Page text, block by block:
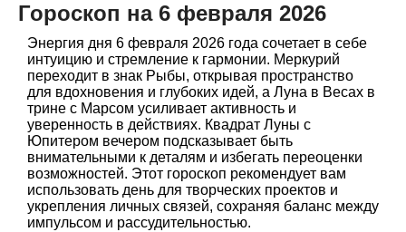
Гороскоп на 6 февраля 2026
Энергия дня 6 февраля 2026 года сочетает в себе
интуицию и стремление к гармонии. Меркурий
переходит в знак Рыбы, открывая пространство
для вдохновения и глубоких идей, а Луна в Весах в
трине с Марсом усиливает активность и
уверенность в действиях. Квадрат Луны с
Юпитером вечером подсказывает быть
внимательными к деталям и избегать переоценки
возможностей. Этот гороскоп рекомендует вам
использовать день для творческих проектов и
укрепления личных связей, сохраняя баланс между
импульсом и рассудительностью.